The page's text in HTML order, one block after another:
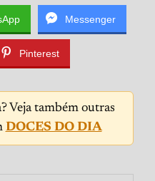
Messenger
Pinterest
Veja também outras
DOCES DO DIA